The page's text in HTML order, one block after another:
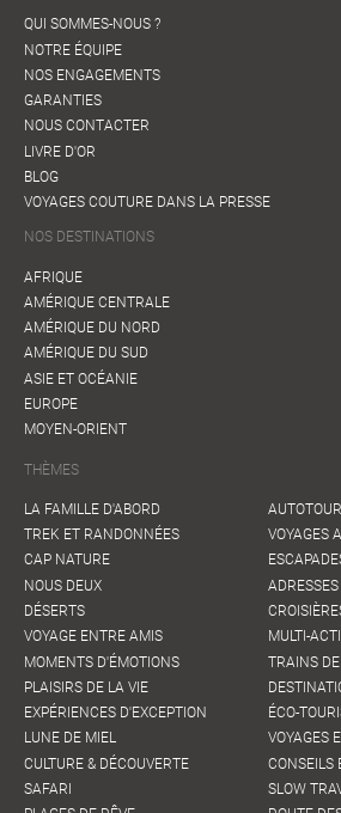
QUI SOMMES-NOUS ?
NOTRE ÉQUIPE
NOS ENGAGEMENTS
GARANTIES
NOUS CONTACTER
LIVRE D'OR
BLOG
VOYAGES COUTURE DANS LA PRESSE
NOS DESTINATIONS
AFRIQUE
AMÉRIQUE CENTRALE
AMÉRIQUE DU NORD
AMÉRIQUE DU SUD
ASIE ET OCÉANIE
EUROPE
MOYEN-ORIENT
THÈMES
LA FAMILLE D'ABORD
TREK ET RANDONNÉES
CAP NATURE
NOUS DEUX
DÉSERTS
VOYAGE ENTRE AMIS
MOMENTS D'ÉMOTIONS
PLAISIRS DE LA VIE
EXPÉRIENCES D'EXCEPTION
LUNE DE MIEL
CULTURE & DÉCOUVERTE
SAFARI
AUTOTOUR
VOYAGES
MULTI-
TRAINS
ÉCO-
VOYAGES
CONSEILS
SLOW